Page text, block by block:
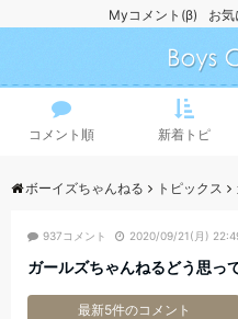
お気
Myコメント(β)
コメント順 新着トピ
ボーイズちゃんねる トピックス
937コメント 2020/09/21(月)
ガールズちゃんねるどう思っ
最新5件のコメント